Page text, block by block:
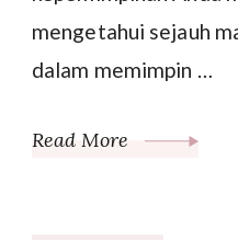
mengetahui sejauh
dalam memimpin …
Read More